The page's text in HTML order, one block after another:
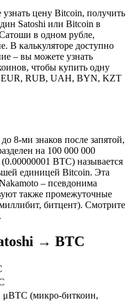
цену Bitcoin, получить
Satoshi или Bitcoin в
в одном рубле,
В калькуляторе доступно
– вы можете узнать
чтобы купить одну
RUB, UAH, BYN, KZT
8-ми знаков после запятой,
на 100 000 000
BTC) называется
единицей Bitcoin. Эта
– псевдонима
также промежуточные
битцент). Смотрите
→ BTC
μBTC (микро-биткоин,